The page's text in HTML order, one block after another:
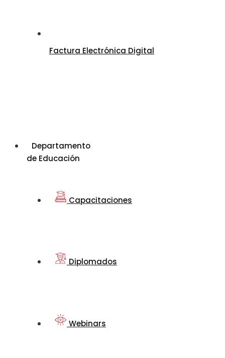
Factura Electrónica Digital
Departamento
de Educación
Capacitaciones
Diplomados
Webinars